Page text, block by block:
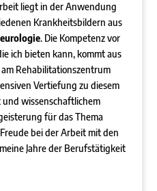
liegt in der Anwendung
Krankheitsbildern aus
. Die Kompetenz vor
ich bieten kann, kommt aus
Rehabilitationszentrum
Vertiefung zu diesem
wissenschaftlichem
für das Thema
bei der Arbeit mit den
Jahre der Berufstätigkeit